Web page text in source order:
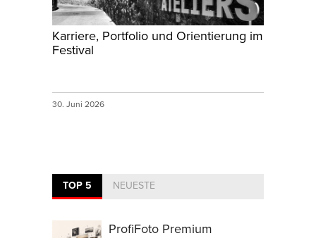
Karriere, Portfolio und Orientierung im
Festival
30. Juni 2026
TOP 5 NEUESTE
ProfiFoto Premium